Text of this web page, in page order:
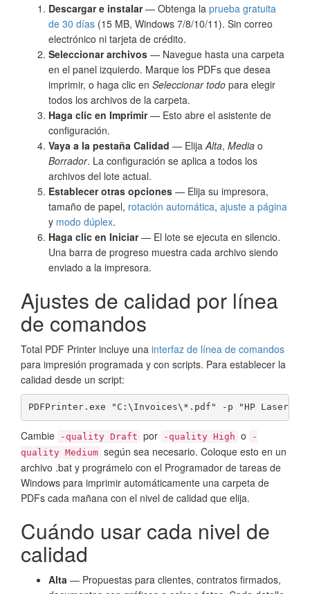
Descargar e instalar— Obtenga la prueba gratuita
de 30 días (15 MB, Windows 7/8/10/11). Sin correo
electrónico ni tarjeta de crédito.
Seleccionar archivos — Navegue hasta una carpeta
en el panel izquierdo. Marque los PDFs que desea
imprimir, o haga clic en Seleccionar todo para elegir
todos los archivos de la carpeta.
Haga clic en Imprimir— Esto abre el asistente de
configuración.
Vaya a la pestaña Calidad — Elija Alta, Media o
Borrador. La configuración se aplica a todos los
archivos del lote actual.
Establecer otras opciones — Elija su impresora,
tamaño de papel, rotación automática, ajuste a página
y modo dúplex.
Haga clic en Iniciar— El lote se ejecuta en silencio.
Una barra de progreso muestra cada archivo siendo
enviado a la impresora.
Ajustes de calidad por línea
de comandos
Total PDF Printer incluye una interfaz de línea de comandos
para impresión programada y con scripts. Para establecer la
calidad desde un script:
PDFPrinter.exe "C:\Invoices\*.pdf" -p "HP
Cambie -quality Draft por -quality High o
-
quality Medium según sea necesario. Coloque esto en un
archivo .bat y prográmelo con el Programador de tareas de
Windows para imprimir automáticamente una carpeta de
PDFs cada mañana con el nivel de calidad que elija.
Cuándo usar cada nivel de
calidad
Alta — Propuestas para clientes, contratos firmados,